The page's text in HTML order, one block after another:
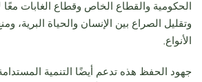
الحكومية والقطاع الخاص وقطاع الغابات معًا
وتقليل الصراع بين الإنسان والحياة البرية،
الأنواع.
جهود الحفظ هذه تدعم أيضًا التنمية